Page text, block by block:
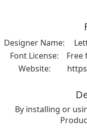
Designer Name:
Font License:
Free
Website:
By installing or